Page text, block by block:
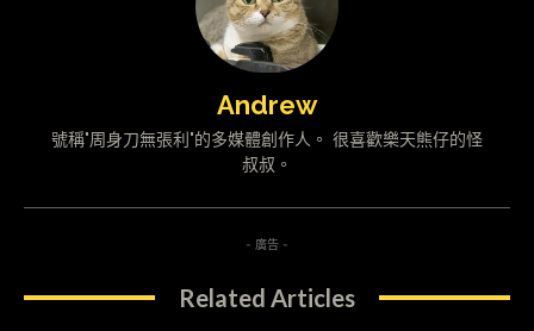
Andrew
號稱"周身刀無張利"的多媒體創作人。 很喜歡樂天熊仔的怪
叔叔。
- 廣告 -
Related Articles